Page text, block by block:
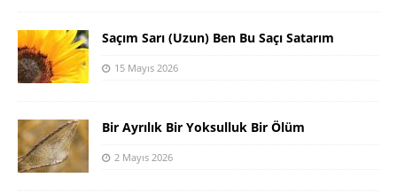
Saçım Sarı (Uzun) Ben Bu Saçı Satarım
15 Mayıs 2026
Bir Ayrılık Bir Yoksulluk Bir Ölüm
2 Mayıs 2026